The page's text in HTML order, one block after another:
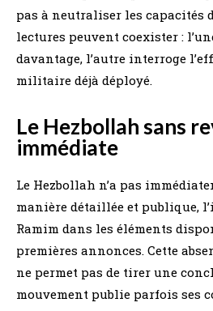
pas à neutraliser les capacités
lectures peuvent coexister :
davantage, l’autre interroge
militaire déjà déployé.
Le Hezbollah sans
immédiate
Le Hezbollah n’a pas
manière détaillée et publique,
Ramim dans les éléments
premières annonces. Cette
ne permet pas de tirer une
mouvement publie parfois ses